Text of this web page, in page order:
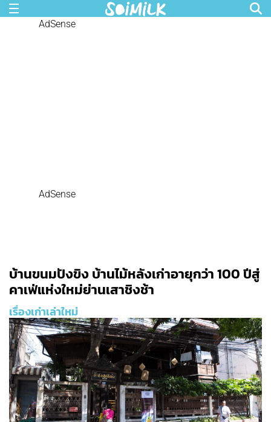
AdSense
AdSense
บ้านขนมปังขิง บ้านไม้หลังเก่าอายุกว่า 100 ปีสู่
คาเฟ่แห่งใหม่ย่านเสาชิงช้า
เรื่องเก่าเล่าใหม่